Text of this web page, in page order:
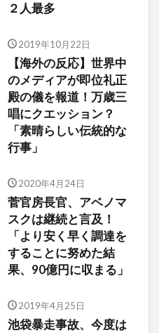
２人最多
2019年10月22日
【海外の反応】世界中
のメディアが即位礼正
殿の儀を報道！万歳三
唱にクエッション？
「素晴らしい伝統的な
行事」
2020年4月24日
菅官房長官、アベノマ
スクは継続と言及！
「より安く早く調達を
することに努めた結
果、90億円に収まる」
2019年4月25日
池袋暴走事故、今度は